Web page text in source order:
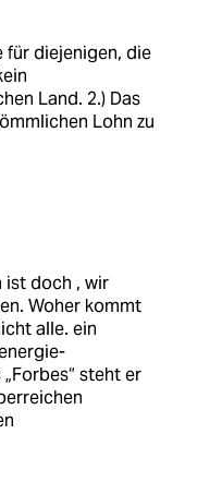
für diejenigen, die
Land. 2.) Das
Lohn zu
ist doch , wir
Woher kommt
alle. ein
steht er